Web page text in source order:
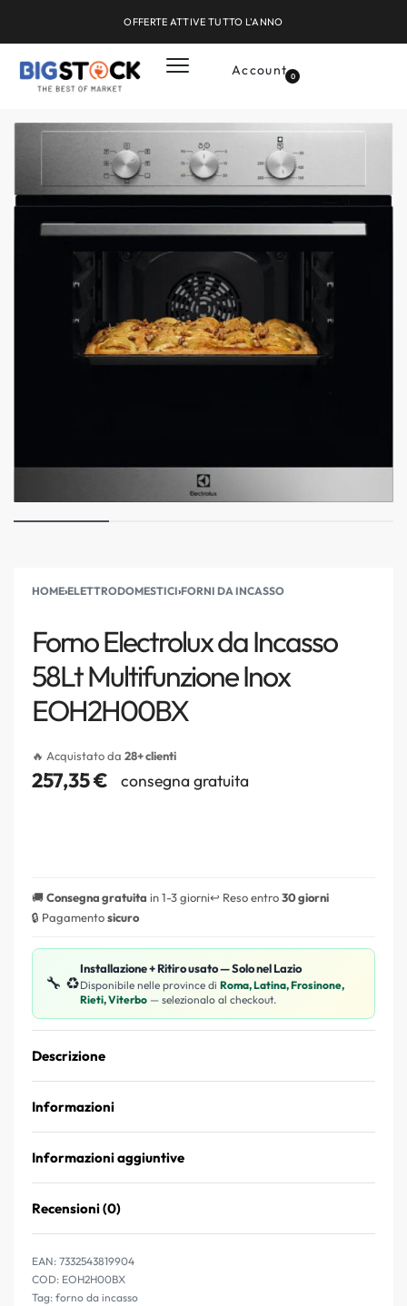
OFFERTE ATTIVE TUTTO L'ANNO
Account 0
HOME›ELETTRODOMESTICI›FORNI DA INCASSO
Forno Electrolux da Incasso
58Lt Multifunzione Inox
EOH2H00BX
🔥 Acquistato da 28+ clienti
257,35€ consegna gratuita
🚚Consegna gratuita in 1-3 giorni↩️ Reso entro30 giorni
🔒 Pagamentosicuro
🔧 ♻️
Installazione + Ritiro usato — Solo nel Lazio
Disponibile nelle province di Roma, Latina, Frosinone,
Rieti, Viterbo — selezionalo al checkout.
Descrizione
Informazioni
Informazioni aggiuntive
Recensioni (0)
EAN: 7332543819904
EOH2H00BX
Tag: forno da incasso